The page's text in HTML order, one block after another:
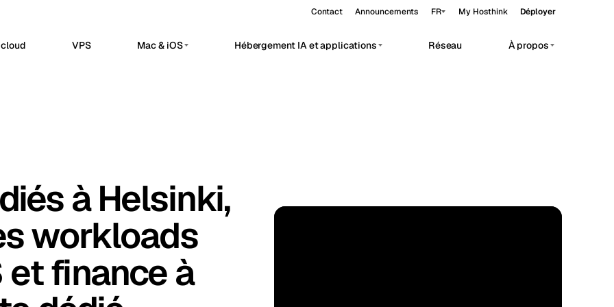
Contact Announcements FR My Hosthink Déployer
Turquie Keflavik
R.-U.
R.-U. Milan
Bosnie-Herzégovine Oslo
Tchéquie
VPS Mac & iOS Hébergement IA et applications
applications internes et les operations de
service.
Verifications de disponibilite, surveillance
SSL, alertes et pages de statut.
Workloads de raisonnement
Serveur IA GPU
Infrastructure GPU dédiée
Serveur LLM privé
Réseau À propos
à Helsinki,
workloads
finance à